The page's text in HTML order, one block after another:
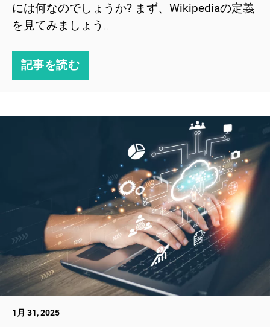
には何なのでしょうか? まず、Wikipediaの定義
を見てみましょう。
記事を読む
1月 31, 2025